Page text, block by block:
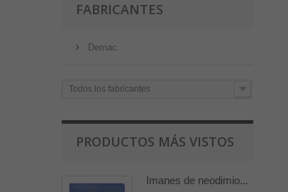
FABRICANTES
Demac
Todos los fabricantes
PRODUCTOS MÁS VISTOS
Imanes de neodimio...